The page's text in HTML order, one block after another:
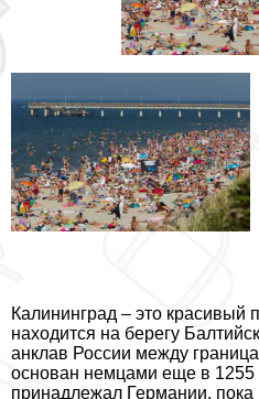
Калининград – это красивый
находится на берегу
анклав России между
основан немцами еще в 1255
принадлежал Германии, пока